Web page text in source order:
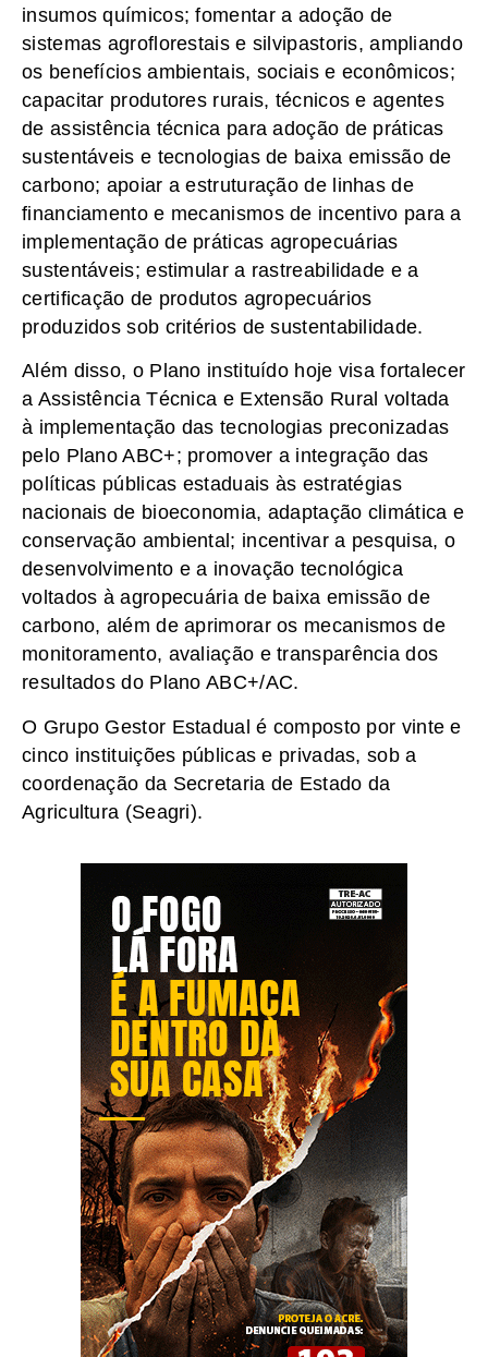
insumos químicos; fomentar a adoção de
sistemas agroflorestais e silvipastoris, ampliando
os benefícios ambientais, sociais e econômicos;
capacitar produtores rurais, técnicos e agentes
de assistência técnica para adoção de práticas
sustentáveis e tecnologias de baixa emissão de
carbono; apoiar a estruturação de linhas de
financiamento e mecanismos de incentivo para a
implementação de práticas agropecuárias
sustentáveis; estimular a rastreabilidade e a
certificação de produtos agropecuários
produzidos sob critérios de sustentabilidade.
Além disso, o Plano instituído hoje visa fortalecer
a Assistência Técnica e Extensão Rural voltada
à implementação das tecnologias preconizadas
pelo Plano ABC+; promover a integração das
políticas públicas estaduais às estratégias
nacionais de bioeconomia, adaptação climática e
conservação ambiental; incentivar a pesquisa, o
desenvolvimento e a inovação tecnológica
voltados à agropecuária de baixa emissão de
carbono, além de aprimorar os mecanismos de
monitoramento, avaliação e transparência dos
resultados do Plano ABC+/AC.
O Grupo Gestor Estadual é composto por vinte e
cinco instituições públicas e privadas, sob a
coordenação da Secretaria de Estado da
Agricultura (Seagri).